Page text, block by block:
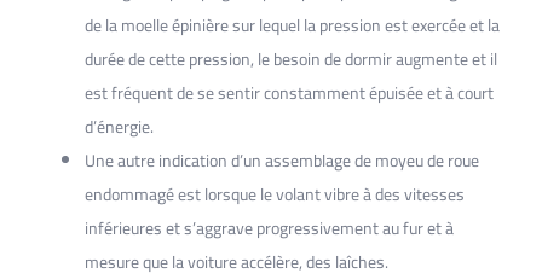
de la moelle épinière sur lequel la pression est exercée et la
durée de cette pression, le besoin de dormir augmente et il
est fréquent de se sentir constamment épuisée et à court
d’énergie.
Une autre indication d’un assemblage de moyeu de roue
endommagé est lorsque le volant vibre à des vitesses
inférieures et s’aggrave progressivement au fur et à
mesure que la voiture accélère, des laîches.